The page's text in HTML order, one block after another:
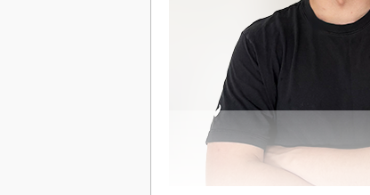
Algorithmen deckten
selbständig. Ganz ohne
bleibt immer ein wenig Manufaktur
Mit einer aktuellen Bewertung
Accelerator USA-Programm“ hat
Konzerne überzeugt. Gelingt es
zu standardisieren, könnte sich
KI-Revolution“ aus Deutschland